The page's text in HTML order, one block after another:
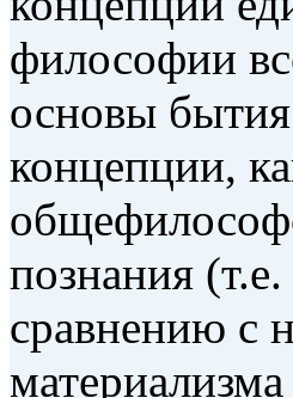
философии
основы
концепции,
познания
сравнению с